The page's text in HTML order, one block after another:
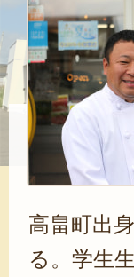
高畠町出
る。学生